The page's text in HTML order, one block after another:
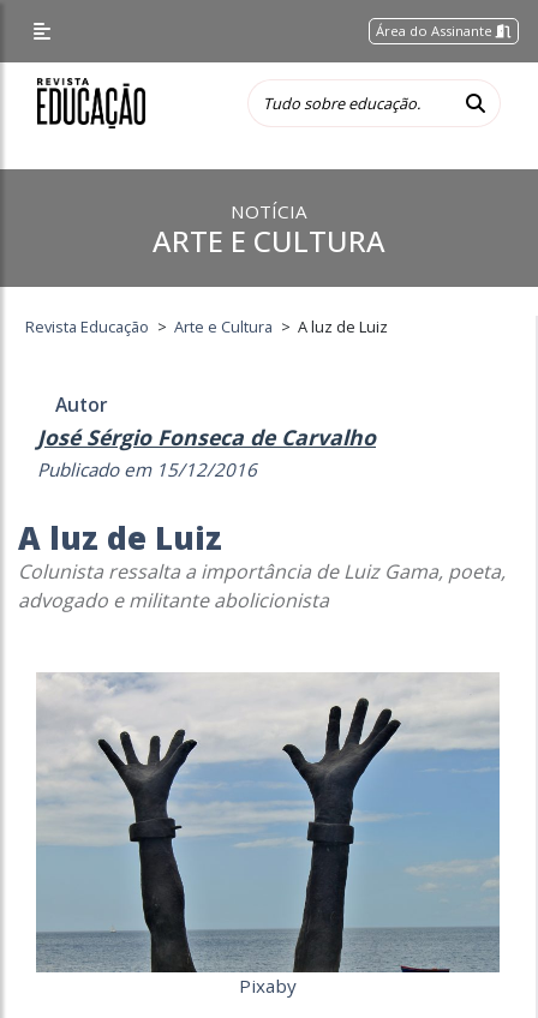
Área do Assinante
NOTÍCIA
ARTE E CULTURA
Revista Educação > Arte e Cultura > A luz de Luiz
Autor
José Sérgio Fonseca de Carvalho
Publicado em 15/12/2016
A luz de Luiz
Colunista ressalta a importância de Luiz Gama, poeta,
advogado e militante abolicionista
Pixaby